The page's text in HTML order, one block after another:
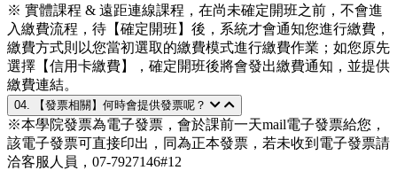
※ 實體課程 & 遠距連線課程，在尚未確定開班之前，不會進
入繳費流程，待【確定開班】後，系統才會通知您進行繳費，
繳費方式則以您當初選取的繳費模式進行繳費作業；如您原先
選擇【信用卡繳費】，確定開班後將會發出繳費通知，並提供
繳費連結。
04. 【發票相關】何時會提供發票呢？
※本學院發票為電子發票，會於課前一天mail電子發票給您，
該電子發票可直接印出，同為正本發票，若未收到電子發票請
洽客服人員，07-7927146#12